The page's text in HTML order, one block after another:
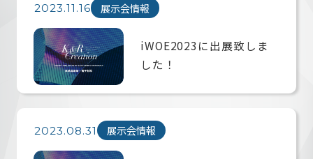
企業情報
納入実績
2023.11.16 展示会情報
iWOE2023に出展致しま
した！
2023.08.31 展示会情報